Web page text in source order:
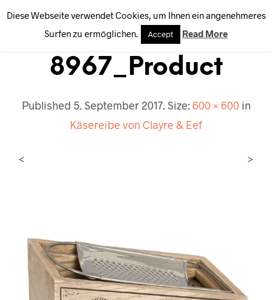
0
8967_Product
Published 5. September 2017. Size: 600 × 600in
Käsereibe von Clayre & Eef
< >
Diese Webseite verwendet Cookies, um Ihnen ein angenehmeres
Surfen zu ermöglichen.
Accept Read More